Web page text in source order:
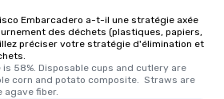
Embarcadero a-t-il une stratégie axée
des déchets (plastiques, papiers,
préciser votre stratégie d'élimination et
is 58%. Disposable cups and cutlery are
corn and potato composite.  Straws are
agave fiber.